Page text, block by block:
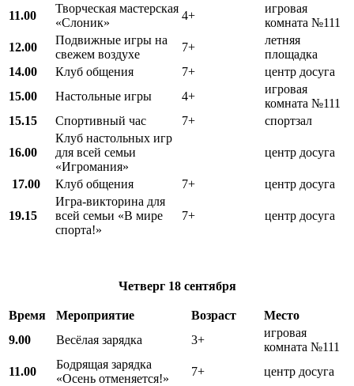
11.00
Творческая мастерская
«Слоник»
4+
игровая
комната №111
12.00
Подвижные игры на
свежем воздухе
7+
летняя
площадка
14.00
Клуб общения 7+
центр досуга
15.00
Настольные игры 4+
игровая
комната №111
15.15
Спортивный час 7+ спортзал
16.00
Клуб настольных игр
для всей семьи
«Игромания»
центр досуга
17.00 Клуб общения 7+ центр досуга
19.15
Игра-викторина для
всей семьи «В мире
спорта!»
7+ центр досуга
Четверг 18 сентября
Время Мероприятие Возраст
Место
9.00
Весёлая зарядка 3+
игровая
комната №111
11.00
Бодрящая зарядка
«Осень отменяется!»
7+ центр досуга